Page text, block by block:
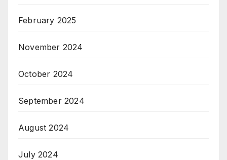
February 2025
November 2024
October 2024
September 2024
August 2024
July 2024